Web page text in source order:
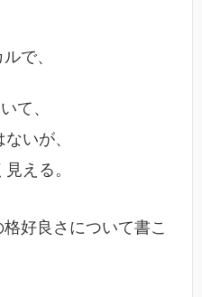
で、
て、
いが、
える。
好良さについて書こ